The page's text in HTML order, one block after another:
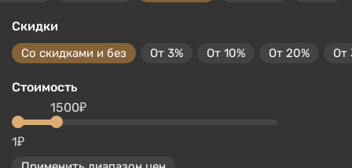
Скидки
Со скидками и без От 3% От 10% От 20% От
Стоимость
1₽
1500₽